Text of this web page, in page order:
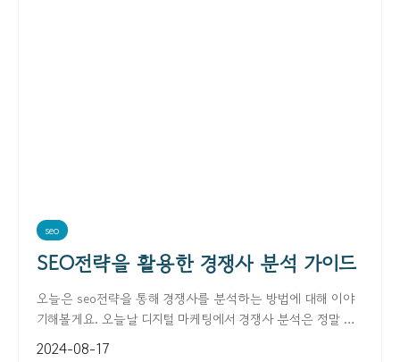
seo
SEO전략을 활용한 경쟁사 분석 가이드
오늘은 seo전략을 통해 경쟁사를 분석하는 방법에 대해 이야
기해볼게요. 오늘날 디지털 마케팅에서 경쟁사 분석은 정말 중
요한 전략 중 하나입니다. 경쟁사를 잘 분석하면 자신의 ...
2024-08-17